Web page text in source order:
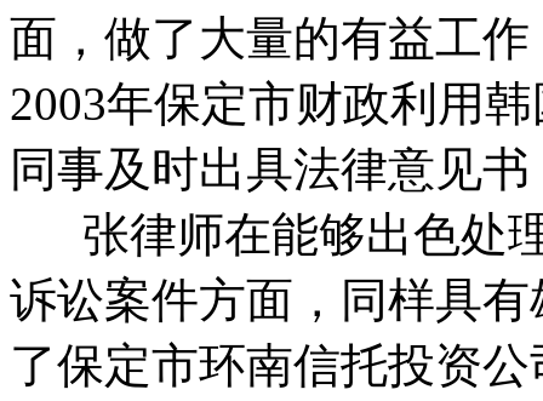
面，做了大量的有益工
2003年保定市财政利用
同事及时出具法律意见
张律师在能够出色处
诉讼案件方面，同样具
了保定市环南信托投资